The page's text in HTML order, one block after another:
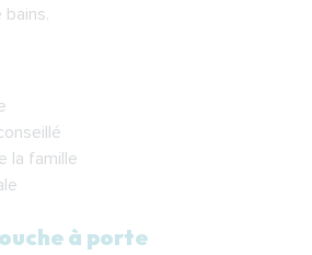
la famille
à porte